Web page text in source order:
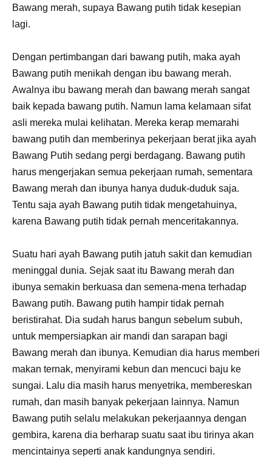
Bawang merah, supaya Bawang putih tidak kesepian
lagi.
Dengan pertimbangan dari bawang putih, maka ayah
Bawang putih menikah dengan ibu bawang merah.
Awalnya ibu bawang merah dan bawang merah sangat
baik kepada bawang putih. Namun lama kelamaan sifat
asli mereka mulai kelihatan. Mereka kerap memarahi
bawang putih dan memberinya pekerjaan berat jika ayah
Bawang Putih sedang pergi berdagang. Bawang putih
harus mengerjakan semua pekerjaan rumah, sementara
Bawang merah dan ibunya hanya duduk-duduk saja.
Tentu saja ayah Bawang putih tidak mengetahuinya,
karena Bawang putih tidak pernah menceritakannya.
Suatu hari ayah Bawang putih jatuh sakit dan kemudian
meninggal dunia. Sejak saat itu Bawang merah dan
ibunya semakin berkuasa dan semena-mena terhadap
Bawang putih. Bawang putih hampir tidak pernah
beristirahat. Dia sudah harus bangun sebelum subuh,
untuk mempersiapkan air mandi dan sarapan bagi
Bawang merah dan ibunya. Kemudian dia harus memberi
makan ternak, menyirami kebun dan mencuci baju ke
sungai. Lalu dia masih harus menyetrika, membereskan
rumah, dan masih banyak pekerjaan lainnya. Namun
Bawang putih selalu melakukan pekerjaannya dengan
gembira, karena dia berharap suatu saat ibu tirinya akan
mencintainya seperti anak kandungnya sendiri.